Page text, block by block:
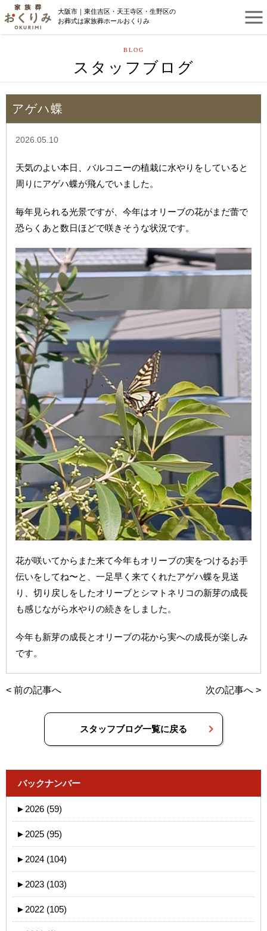
大阪市｜東住吉区・天王寺区・生野区の
お葬式は家族葬ホールおくりみ
BLOG
スタッフブログ
アゲハ蝶
2026.05.10
天気のよい本日、バルコニーの植栽に水やりをしていると
周りにアゲハ蝶が飛んでいました。
毎年見られる光景ですが、今年はオリーブの花がまだ蕾で
恐らくあと数日ほどで咲きそうな状況です。
花が咲いてからまた来て今年もオリーブの実をつけるお手
伝いをしてね〜と、一足早く来てくれたアゲハ蝶を見送
り、切り戻しをしたオリーブとシマトネリコの新芽の成長
も感じながら水やりの続きをしました。
今年も新芽の成長とオリーブの花から実への成長が楽しみ
です。
< 前の記事へ 次の記事へ >
スタッフブログ一覧に戻る
バックナンバー
► 2026 (59)
► 2025 (95)
► 2024 (104)
► 2023 (103)
► 2022 (105)